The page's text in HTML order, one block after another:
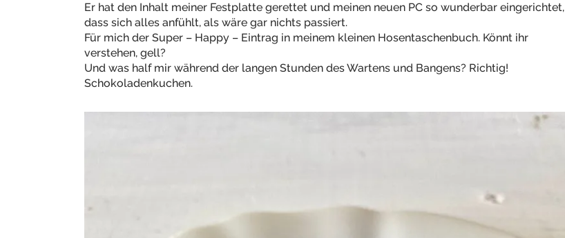
Er hat den Inhalt meiner Festplatte gerettet und meinen neuen PC so wunderbar eingerichtet,
dass sich alles anfühlt, als wäre gar nichts passiert.
Für mich der Super – Happy – Eintrag in meinem kleinen Hosentaschenbuch. Könnt ihr
verstehen, gell?
Und was half mir während der langen Stunden des Wartens und Bangens? Richtig!
Schokoladenkuchen.